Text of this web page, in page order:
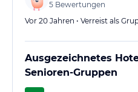
5 Bewertungen
Vor 20 Jahren • Verreist als
Ausgezeichnetes
Senioren-Gruppen